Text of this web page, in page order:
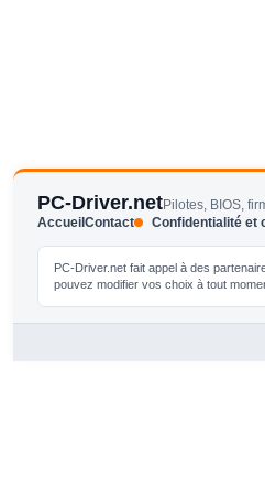
PC-Driver.netPilotes, BIOS,
AccueilContact Confidentialité et
PC-Driver.net fait appel à des
pouvez modifier vos choix à tout